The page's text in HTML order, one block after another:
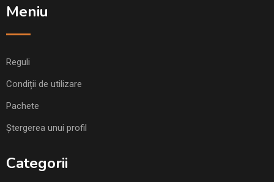
Meniu
Reguli
Condiții de utilizare
Pachete
Ștergerea unui profil
Categorii